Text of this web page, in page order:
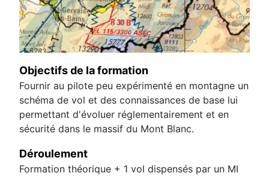
Objectifs de la formation
Fournir au pilote peu expérimenté en montagne un
schéma de vol et des connaissances de base lui
permettant d'évoluer réglementairement et en
sécurité dans le massif du Mont Blanc.
Déroulement
Formation théorique + 1 vol dispensés par un MI